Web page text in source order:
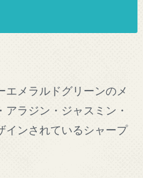
エメラルドグリーンのメ
ラジン・ジャスミン・
インされているシャープ